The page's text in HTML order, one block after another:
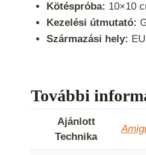
Kötéspróba: 10×10
Kezelési útmutató:
Származási hely: EU
További
Ajánlott
Technika